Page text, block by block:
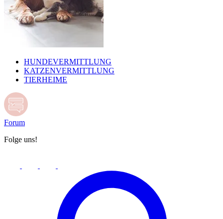
HUNDEVERMITTLUNG
KATZENVERMITTLUNG
TIERHEIME
Forum
Folge uns!